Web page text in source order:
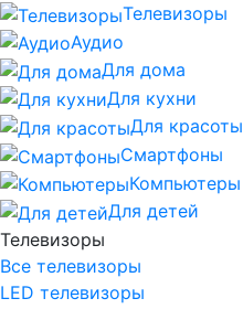
Телевизоры
Аудио
Для дома
Для кухни
Для красоты
Смартфоны
Компьютеры
Для детей
Телевизоры
Все телевизоры
LED телевизоры